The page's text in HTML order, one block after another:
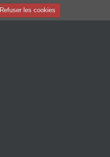
Refuser les cookies